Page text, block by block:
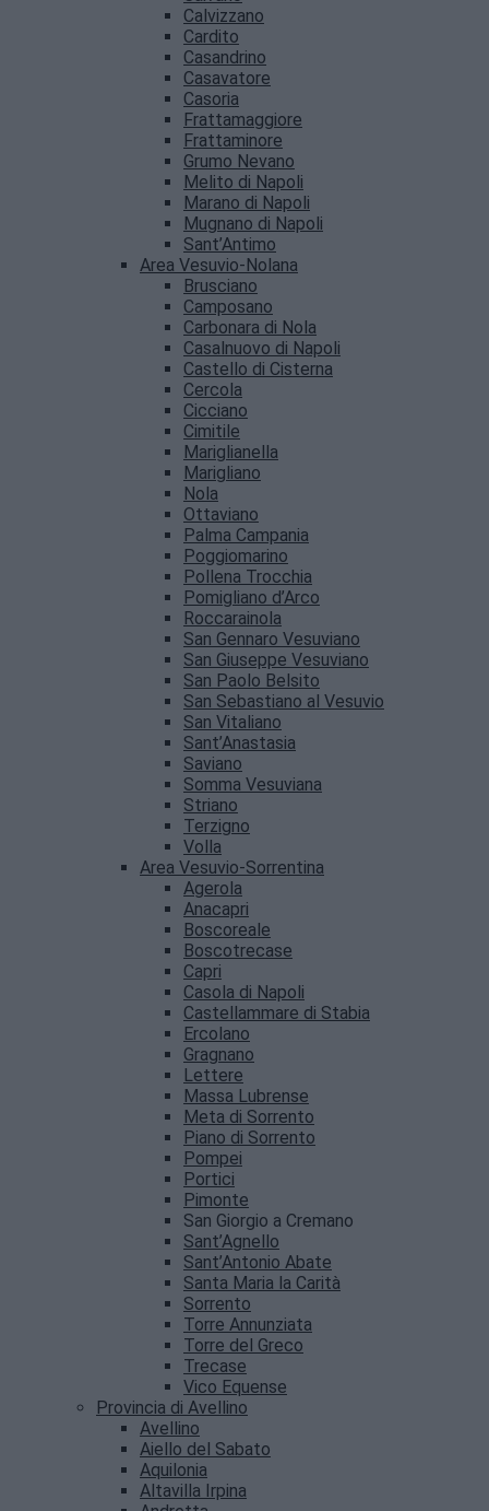
Calvizzano
Cardito
Casandrino
Casavatore
Casoria
Frattamaggiore
Frattaminore
Grumo Nevano
Melito di Napoli
Marano di Napoli
Mugnano di Napoli
Sant’Antimo
Area Vesuvio-Nolana
Brusciano
Camposano
Carbonara di Nola
Casalnuovo di Napoli
Castello di Cisterna
Cercola
Cicciano
Cimitile
Mariglianella
Marigliano
Nola
Ottaviano
Palma Campania
Poggiomarino
Pollena Trocchia
Pomigliano d’Arco
Roccarainola
San Gennaro Vesuviano
San Giuseppe Vesuviano
San Paolo Belsito
San Sebastiano al Vesuvio
San Vitaliano
Sant’Anastasia
Saviano
Somma Vesuviana
Striano
Terzigno
Volla
Area Vesuvio-Sorrentina
Agerola
Anacapri
Boscoreale
Boscotrecase
Capri
Casola di Napoli
Castellammare di Stabia
Ercolano
Gragnano
Lettere
Massa Lubrense
Meta di Sorrento
Piano di Sorrento
Pompei
Portici
Pimonte
San Giorgio a Cremano
Sant’Agnello
Sant’Antonio Abate
Santa Maria la Carità
Sorrento
Torre Annunziata
Torre del Greco
Trecase
Vico Equense
Provincia di Avellino
Avellino
Aiello del Sabato
Aquilonia
Altavilla Irpina